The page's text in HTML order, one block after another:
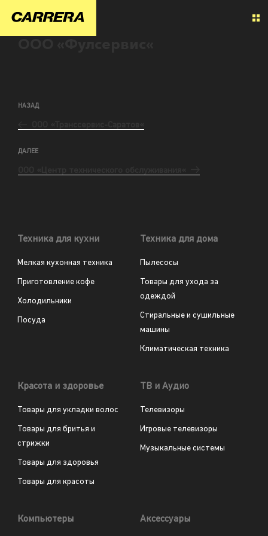
НАЗАД
ДАЛЕЕ
Техника для кухни
Мелкая кухонная техника
Приготовление кофе
Холодильники
Посуда
Техника для дома
Пылесосы
Товары для ухода за
одеждой
Стиральные и сушильные
машины
Климатическая техника
Красота и здоровье
Товары для укладки волос
Товары для бритья и
стрижки
Товары для здоровья
Товары для красоты
ТВ и Аудио
Телевизоры
Игровые телевизоры
Музыкальные системы
Компьютеры Аксессуары